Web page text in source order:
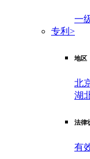
一
专利 >
地区
北
湖
法律
有